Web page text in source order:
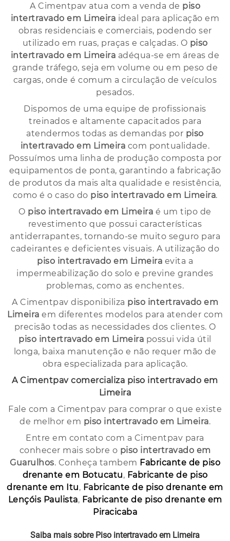
A Cimentpav atua com a venda de piso
intertravado em Limeira ideal para aplicação em
obras residenciais e comerciais, podendo ser
utilizado em ruas, praças e calçadas. O piso
intertravado em Limeira adéqua-se em áreas de
grande tráfego, seja em volume ou em peso de
cargas, onde é comum a circulação de veículos
pesados.
Dispomos de uma equipe de profissionais
treinados e altamente capacitados para
atendermos todas as demandas por piso
intertravado em Limeira com pontualidade.
Possuímos uma linha de produção composta por
equipamentos de ponta, garantindo a fabricação
de produtos da mais alta qualidade e resistência,
como é o caso do piso intertravado em Limeira.
O piso intertravado em Limeira é um tipo de
revestimento que possui características
antiderrapantes, tornando-se muito seguro para
cadeirantes e deficientes visuais. A utilização do
piso intertravado em Limeira evita a
impermeabilização do solo e previne grandes
problemas, como as enchentes.
A Cimentpav disponibiliza piso intertravado em
Limeira em diferentes modelos para atender com
precisão todas as necessidades dos clientes. O
piso intertravado em Limeira possui vida útil
longa, baixa manutenção e não requer mão de
obra especializada para aplicação.
A Cimentpav comercializa piso intertravado em
Limeira
Fale com a Cimentpav para comprar o que existe
de melhor em piso intertravado em Limeira.
Entre em contato com a Cimentpav para
conhecer mais sobre o piso intertravado em
Guarulhos. Conheça tambem Fabricante de piso
drenante em Botucatu, Fabricante de piso
drenante em Itu, Fabricante de piso drenante em
Lençóis Paulista, Fabricante de piso drenante em
Piracicaba
Saiba mais sobre Piso intertravado em Limeira